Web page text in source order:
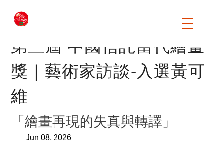
第三屆 中國信託當代繪畫
獎｜藝術家訪談-入選黃可
維
「繪畫再現的失真與轉譯」
Jun 08, 2026